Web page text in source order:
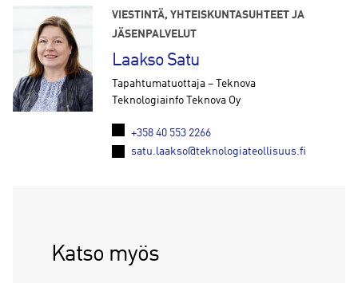
VIESTINTÄ, YHTEISKUNTASUHTEET JA
JÄSENPALVELUT
Laakso Satu
Tapahtumatuottaja – Teknova
Teknologiainfo Teknova Oy
+358 40 553 2266
satu.laakso@teknologiateollisuus.fi
Katso myös